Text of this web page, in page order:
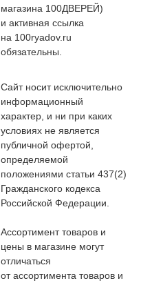
магазина 100ДВЕРЕЙ)
и активная ссылка
на 100ryadov.ru
обязательны.
Сайт носит исключительно
информационный
характер, и ни при каких
условиях не является
публичной офертой,
определяемой
положениями статьи 437(2)
Гражданского кодекса
Российской Федерации.
Ассортимент товаров и
цены в магазине могут
отличаться
от ассортимента товаров и